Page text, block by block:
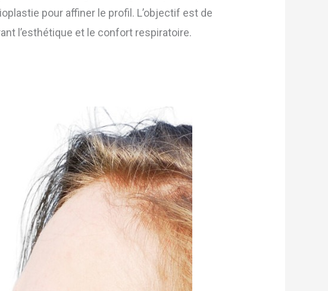
pour affiner le profil. L’objectif est de
l’esthétique et le confort respiratoire.